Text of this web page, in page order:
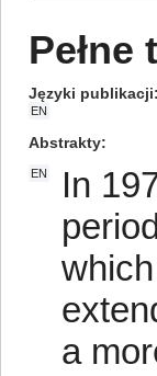
Pełne
Języki publikacji
EN
Abstrakty
EN
In
a